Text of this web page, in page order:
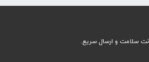
سلامت و ارسال سریع.​​​​​​​​​​​​​​